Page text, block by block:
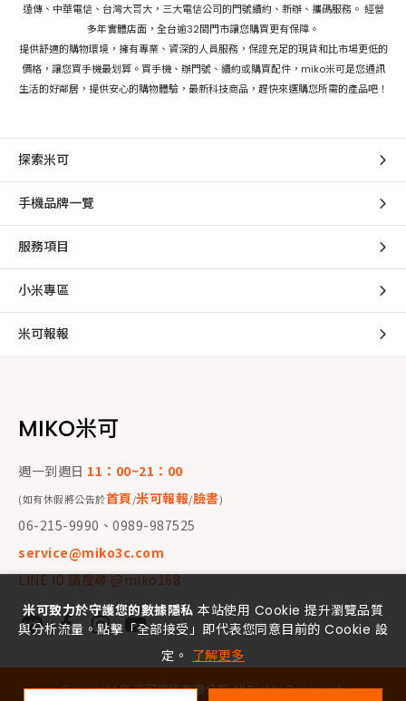
遠傳、中華電信、台灣大哥大，三大電信公司的門號續約、新辦、攜碼服務。 經營
多年實體店面，全台逾32間門市讓您購買更有保障。
提供舒適的購物環境，擁有專業、資深的人員服務，保證充足的現貨和比市場更低的
價格，讓您買手機最划算。買手機、辦門號、續約或購買配件，miko米可是您通訊
生活的好鄰居，提供安心的購物體驗，最新科技商品，趕快來選購您所需的產品吧！
探索米可
手機品牌一覽
服務項目
小米專區
米可報報
MIKO米可
週一到週日 11：00~21：00
(如有休假將公告於首頁/米可報報/臉書)
06-215-9990、0989-987525
service@miko3c.com
LINE ID 請搜尋 @miko168
Copyright ©米可資訊有限公司All Rights Reserved.
米可致力於守護您的數據隱私 本站使用 Cookie 提升瀏覽品質
與分析流量。點擊「全部接受」即代表您同意目前的 Cookie 設
定。 了解更多